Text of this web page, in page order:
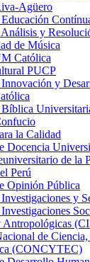
Agüero
y
de Música
Católica
PUCP
y
la Calidad
Docencia
de la
Perú
Opinión Pública
y
Antropológicas
de
(CONCYTEC)